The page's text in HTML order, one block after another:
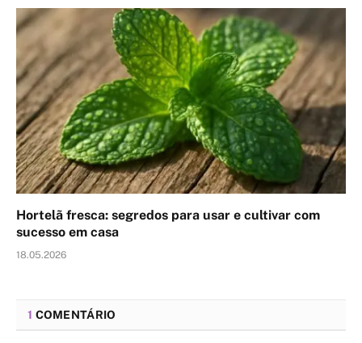
Hortelã fresca: segredos para usar e cultivar com
sucesso em casa
18.05.2026
1 COMENTÁRIO